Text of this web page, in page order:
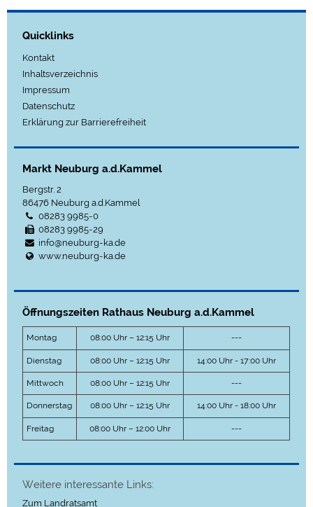
Quicklinks
Kontakt
Inhaltsverzeichnis
Impressum
Datenschutz
Erklärung zur Barrierefreiheit
Markt Neuburg a.d.Kammel
Bergstr. 2
86476 Neuburg a.d.Kammel
08283 9985-0
08283 9985-29
info@neuburg-ka.de
www.neuburg-ka.de
Öffnungszeiten Rathaus Neuburg a.d.Kammel
Montag 08:00 Uhr – 12:15 Uhr ---
Dienstag 08:00 Uhr – 12:15 Uhr 14:00 Uhr - 17:00 Uhr
Mittwoch 08:00 Uhr – 12:15 Uhr ---
Donnerstag 08:00 Uhr – 12:15 Uhr 14:00 Uhr - 18:00 Uhr
Freitag 08:00 Uhr – 12:00 Uhr ---
Weitere interessante Links:
Zum Landratsamt